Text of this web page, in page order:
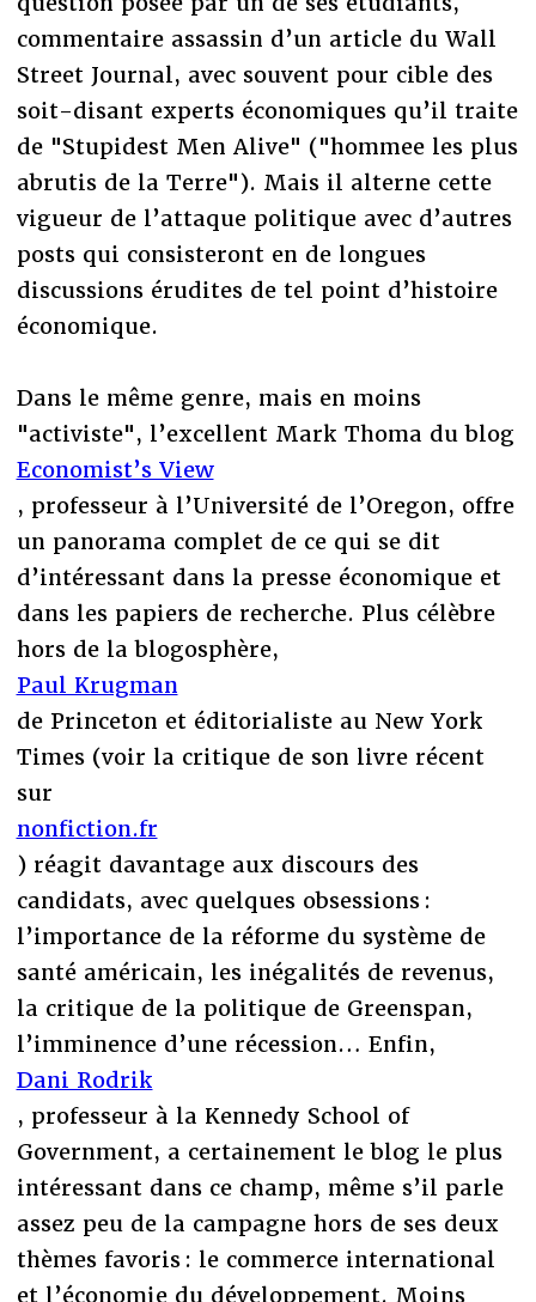
commentaire assassin d’un article du Wall
Street Journal, avec souvent pour cible des
soit-disant experts économiques qu’il traite
de "Stupidest Men Alive" ("hommee les plus
abrutis de la Terre"). Mais il alterne cette
vigueur de l’attaque politique avec d’autres
posts qui consisteront en de longues
discussions érudites de tel point d’histoire
économique.
Dans le même genre, mais en moins
"activiste", l’excellent Mark Thoma du blog
Economist’s View
, professeur à l’Université de l’Oregon, offre
un panorama complet de ce qui se dit
d’intéressant dans la presse économique et
dans les papiers de recherche. Plus célèbre
hors de la blogosphère,
Paul Krugman
de Princeton et éditorialiste au New York
Times (voir la critique de son livre récent
sur
nonfiction.fr
) réagit davantage aux discours des
candidats, avec quelques obsessions :
l’importance de la réforme du système de
santé américain, les inégalités de revenus,
la critique de la politique de Greenspan,
l’imminence d’une récession… Enfin,
Dani Rodrik
, professeur à la Kennedy School of
Government, a certainement le blog le plus
intéressant dans ce champ, même s’il parle
assez peu de la campagne hors de ses deux
thèmes favoris : le commerce international
et l’économie du développement. Moins